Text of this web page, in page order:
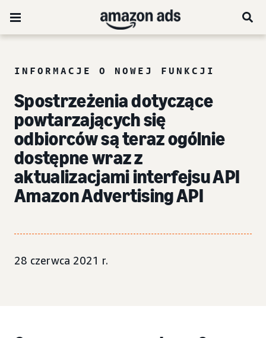
INFORMACJE O NOWEJ FUNKCJI
Spostrzeżenia dotyczące
powtarzających się
odbiorców są teraz ogólnie
dostępne wraz z
aktualizacjami interfejsu API
Amazon Advertising API
28 czerwca 2021 r.